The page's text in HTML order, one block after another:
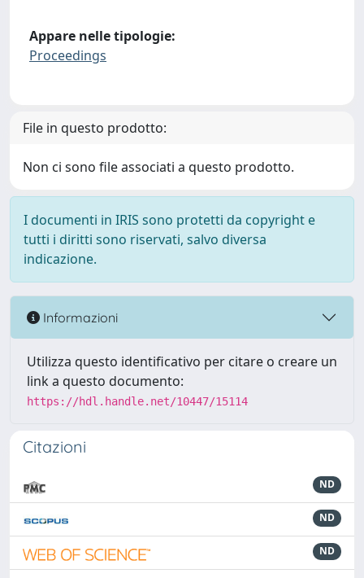
Appare nelle tipologie:
Proceedings
File in questo prodotto:
Non ci sono file associati a questo prodotto.
I documenti in IRIS sono protetti da copyright e
tutti i diritti sono riservati, salvo diversa
indicazione.
Informazioni
Utilizza questo identificativo per citare o creare un
link a questo documento:
https://hdl.handle.net/10447/15114
Citazioni
ND
ND
ND